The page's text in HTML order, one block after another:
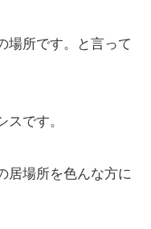
場所です。と言って
です。
居場所を色んな方に